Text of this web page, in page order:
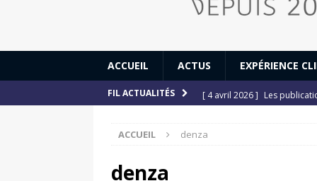
ACCUEIL ACTUS EXPÉRIENCE
FIL ACTUALITÉS [ 4 avril 2026 ] Les
[ 12 juillet 2025 ]
ACCUEIL denza
denza